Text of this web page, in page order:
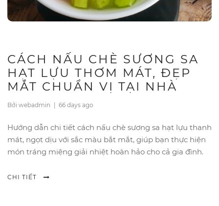
CÁCH NẤU CHÈ SƯƠNG SA
HẠT LỰU THƠM MÁT, ĐẸP
MẮT CHUẨN VỊ TẠI NHÀ
Bởi webadmin | 66 days ago
Hướng dẫn chi tiết cách nấu chè sương sa hạt lựu thanh
mát, ngọt dịu với sắc màu bắt mắt, giúp bạn thực hiện
món tráng miệng giải nhiệt hoàn hảo cho cả gia đình.
CHI TIẾT